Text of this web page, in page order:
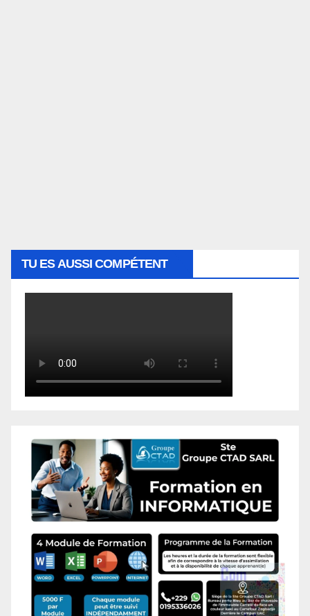
TU ES AUSSI COMPÉTENT